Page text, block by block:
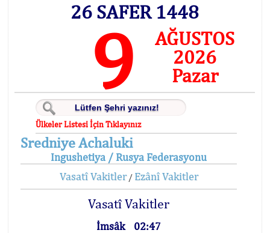
26 SAFER 1448
9
AĞUSTOS
2026
Pazar
Ülkeler Listesi İçin Tıklayınız
Sredniye Achaluki
Ingushetiya / Rusya Federasyonu
Vasatî Vakitler/ Ezânî Vakitler
Vasatî Vakitler
İmsâk
02:47